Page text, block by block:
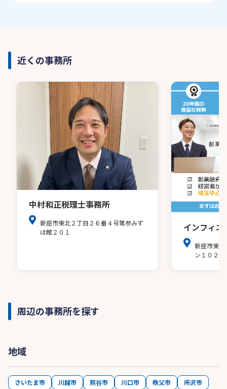
近くの事務所
中村和正税理士事務所
新座市東北２丁目２６番４号第参みず
ほ館２０１
インフィ
新座市東北
ン１０２
周辺の事務所を探す
地域
さいたま市 川越市 熊谷市 川口市 秩父市
所沢市